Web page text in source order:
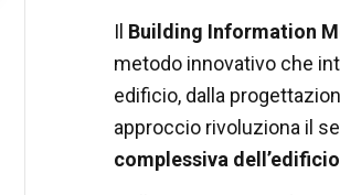
Il Building Information
metodo innovativo che
edificio, dalla
approccio rivoluziona il
complessiva dell’edificio